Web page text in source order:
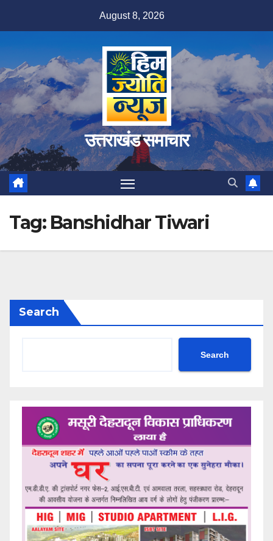
August 8, 2026
उत्तराखंड समाचार
Tag: Banshidhar Tiwari
Search
Search